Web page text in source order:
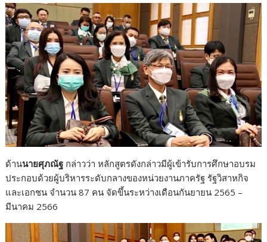
ด้านนายศุภณัฐ กล่าวว่า หลักสูตรดังกล่าวมีผู้เข้ารับการศึกษาอบรม
ประกอบด้วยผู้บริหารระดับกลางของหน่วยงานภาครัฐ รัฐวิสาหกิจ
และเอกชน จำนวน 87 คน จัดขึ้นระหว่างเดือนกันยายน 2565 –
มีนาคม 2566